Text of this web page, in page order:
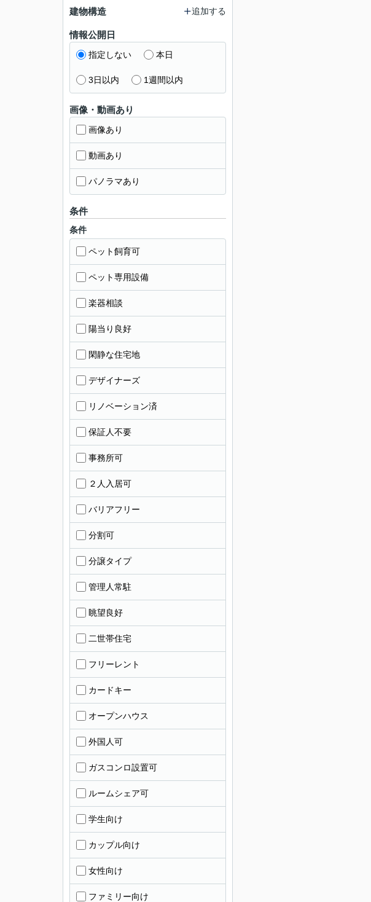
建物構造 追加する
情報公開日
指定しない 本日
3日以内 1週間以内
画像・動画あり
画像あり
動画あり
パノラマあり
条件
条件
ペット飼育可
ペット専用設備
楽器相談
陽当り良好
閑静な住宅地
デザイナーズ
リノベーション済
保証人不要
事務所可
２人入居可
バリアフリー
分割可
分譲タイプ
管理人常駐
眺望良好
二世帯住宅
フリーレント
カードキー
オープンハウス
外国人可
ガスコンロ設置可
ルームシェア可
学生向け
カップル向け
女性向け
ファミリー向け